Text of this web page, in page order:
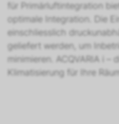
für Primärluftintegration
optimale Integration. Die
einschliesslich
geliefert werden, um
minimieren. ACQVARIA i –
Klimatisierung für Ihre